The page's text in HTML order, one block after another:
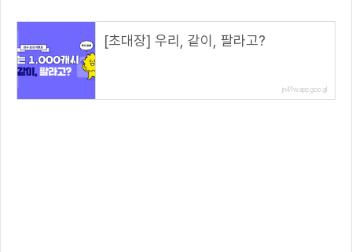
[초대장] 우리, 같이, 팔라고?
jn49w.app.goo.gl